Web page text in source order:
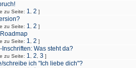
zu Seite: 1 2 ]
zu Seite: 1 2 ]
zu Seite: 1 2 ]
Inschriften: Was steht da?
zu Seite: 1 2 3 ]
schreibe ich "Ich liebe dich"?